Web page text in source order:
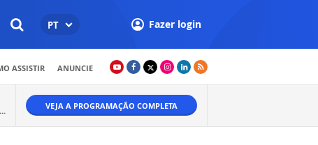
PT Fazer login
ASSISTIR ANUNCIE
VEJA A PROGRAMAÇÃO COMPLETA